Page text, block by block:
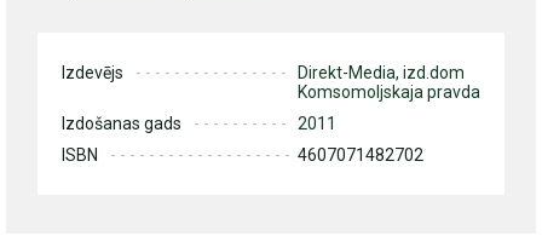
Izdevējs
Direkt-Media, izd.dom
Komsomoljskaja pravda
Izdošanas gads
2011
ISBN
4607071482702